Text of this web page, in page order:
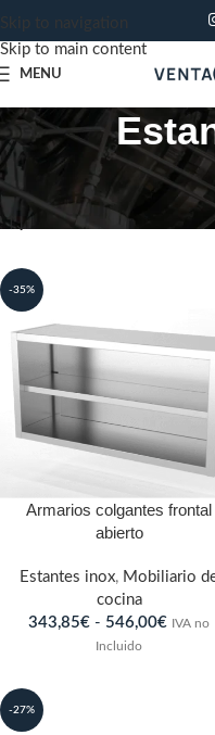
Skip to navigation
Skip to main content
MENU
Inicio Mobiliario de cocina
Estantes inox
-35%
Armarios colgantes frontal
abierto
Estantes inox, Mobiliario
cocina
343,85€ - 546,00€ IVA no
Incluido
-27%